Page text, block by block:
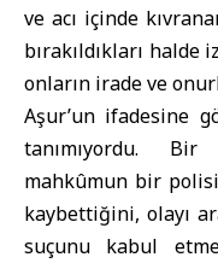
ve acı içinde
bırakıldıkları halde
onların irade ve
Aşur’un ifadesine
tanımıyordu.
mahkûmun bir
kaybettiğini, olayı
suçunu kabul